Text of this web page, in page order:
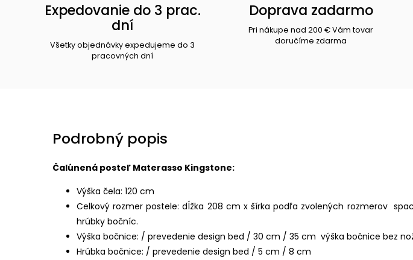
Expedovanie do 3 prac.
dní
Všetky objednávky expedujeme do 3
pracovných dní
Doprava zadarmo
Pri nákupe nad 200 € Vám tovar
doručíme zdarma
Podrobný popis
Čalúnená posteľ Materasso Kingstone:
Výška čela: 120 cm
Celkový rozmer postele: dĺžka 208 cm x šírka podľa zvolených rozmerov
hrúbky bočníc.
Výška bočnice: / prevedenie design bed / 30 cm / 35 cm výška bočnice bez
Hrúbka bočnice: / prevedenie design bed / 5 cm / 8 cm